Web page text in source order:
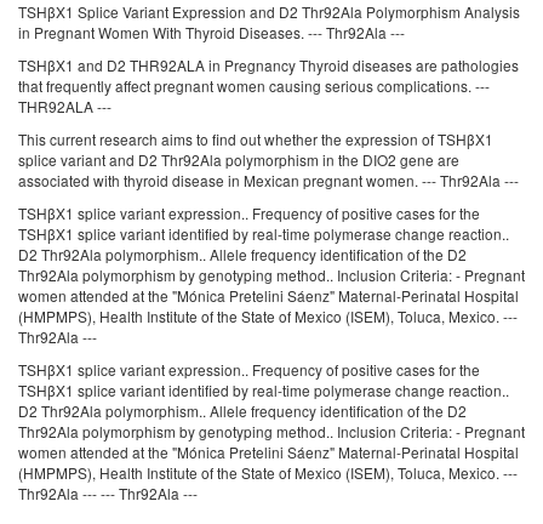
TSHβX1 Splice Variant Expression and D2 Thr92Ala Polymorphism Analysis
in Pregnant Women With Thyroid Diseases. --- Thr92Ala ---
TSHβX1 and D2 THR92ALA in Pregnancy Thyroid diseases are pathologies
that frequently affect pregnant women causing serious complications. ---
THR92ALA ---
This current research aims to find out whether the expression of TSHβX1
splice variant and D2 Thr92Ala polymorphism in the DIO2 gene are
associated with thyroid disease in Mexican pregnant women. --- Thr92Ala ---
TSHβX1 splice variant expression.. Frequency of positive cases for the
TSHβX1 splice variant identified by real-time polymerase change reaction..
D2 Thr92Ala polymorphism.. Allele frequency identification of the D2
Thr92Ala polymorphism by genotyping method.. Inclusion Criteria: - Pregnant
women attended at the "Mónica Pretelini Sáenz" Maternal-Perinatal Hospital
(HMPMPS), Health Institute of the State of Mexico (ISEM), Toluca, Mexico. ---
Thr92Ala ---
TSHβX1 splice variant expression.. Frequency of positive cases for the
TSHβX1 splice variant identified by real-time polymerase change reaction..
D2 Thr92Ala polymorphism.. Allele frequency identification of the D2
Thr92Ala polymorphism by genotyping method.. Inclusion Criteria: - Pregnant
women attended at the "Mónica Pretelini Sáenz" Maternal-Perinatal Hospital
(HMPMPS), Health Institute of the State of Mexico (ISEM), Toluca, Mexico. ---
Thr92Ala --- --- Thr92Ala ---